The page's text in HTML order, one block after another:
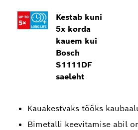
Kestab kuni
5x korda
kauem kui
Bosch
S1111DF
saeleht
Kauakestvaks tööks
Bimetalli keevitamise abil